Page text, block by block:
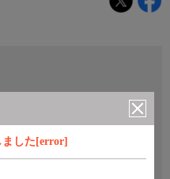
ました[error]